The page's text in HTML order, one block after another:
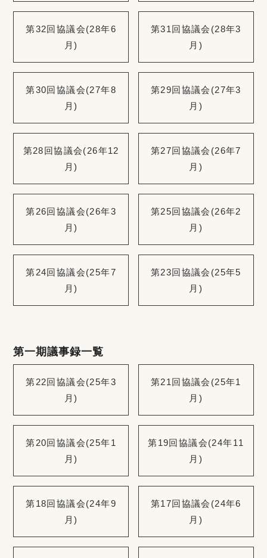
第32回協議会(28年6
月)
第31回協議会(28年3
月)
第30回協議会(27年8
月)
第29回協議会(27年3
月)
第28回協議会(26年12
月)
第27回協議会(26年7
月)
第26回協議会(26年3
月)
第25回協議会(26年2
月)
第24回協議会(25年7
月)
第23回協議会(25年5
月)
第一期議事録一覧
第22回協議会(25年3
月)
第21回協議会(25年1
月)
第20回協議会(25年1
月)
第19回協議会(24年11
月)
第18回協議会(24年9
月)
第17回協議会(24年6
月)